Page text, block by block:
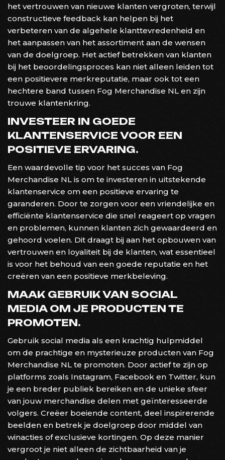
het vertrouwen van nieuwe klanten vergroten, terwijl
constructieve feedback kan helpen bij het
verbeteren van de algehele klanttevredenheid en
het aanpassen van het assortiment aan de wensen
van de doelgroep. Het actief betrekken van klanten
bij het beoordelingsproces kan niet alleen leiden tot
een positievere merkreputatie, maar ook tot een
hechtere band tussen Fog Merchandise NL en zijn
trouwe klantenkring.
INVESTEER IN GOEDE
KLANTENSERVICE VOOR EEN
POSITIEVE ERVARING.
Een waardevolle tip voor het succes van Fog
Merchandise NL is om te investeren in uitstekende
klantenservice om een positieve ervaring te
garanderen. Door te zorgen voor een vriendelijke en
efficiënte klantenservice die snel reageert op vragen
en problemen, kunnen klanten zich gewaardeerd en
gehoord voelen. Dit draagt bij aan het opbouwen van
vertrouwen en loyaliteit bij de klanten, wat essentieel
is voor het behoud van een goede reputatie en het
creëren van een positieve merkbeleving.
MAAK GEBRUIK VAN SOCIAL
MEDIA OM JE PRODUCTEN TE
PROMOTEN.
Gebruik social media als een krachtig hulpmiddel
om de prachtige en mysterieuze producten van Fog
Merchandise NL te promoten. Door actief te zijn op
platforms zoals Instagram, Facebook en Twitter, kun
je een breder publiek bereiken en de unieke sfeer
van jouw merchandise delen met geïnteresseerde
volgers. Creëer boeiende content, deel inspirerende
beelden en betrek je doelgroep door middel van
winacties of exclusieve kortingen. Op deze manier
vergroot je niet alleen de zichtbaarheid van je